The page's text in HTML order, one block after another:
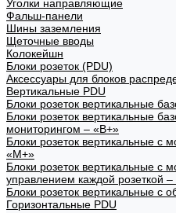
Уголки направляющие
Фальш-панели
Шины заземления
Щеточные вводы
Колокейшн
Блоки розеток (PDU)
Аксессуары для блоков
Вертикальные PDU
Блоки розеток вертикальные
Блоки розеток вертикальные
мониторингом – «В+»
Блоки розеток вертикальные с
«М+»
Блоки розеток вертикальные с
управлением каждой розеткой
Блоки розеток вертикальные
Горизонтальные PDU